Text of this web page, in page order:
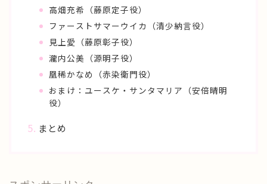
高畑充希（藤原定子役）
ファーストサマーウイカ（清少納言役）
見上愛（藤原彰子役）
瀧内公美（源明子役）
凰稀かなめ（赤染衛門役）
おまけ：ユースケ・サンタマリア（安倍晴明
役）
まとめ